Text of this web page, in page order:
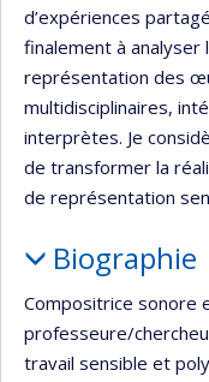
d’expériences
finalement à
représentation des
multidisciplinaires,
interprètes. Je
de transformer la
de représentation
Biographie
Compositrice sonore
professeure/
travail sensible et